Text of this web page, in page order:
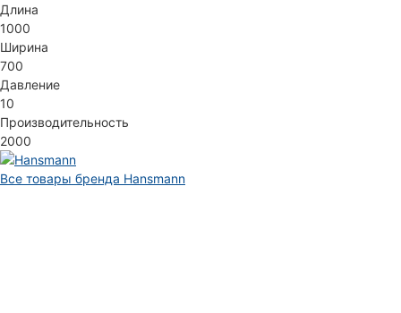
Длина
1000
Ширина
700
Давление
10
Производительность
2000
Все товары бренда Hansmann